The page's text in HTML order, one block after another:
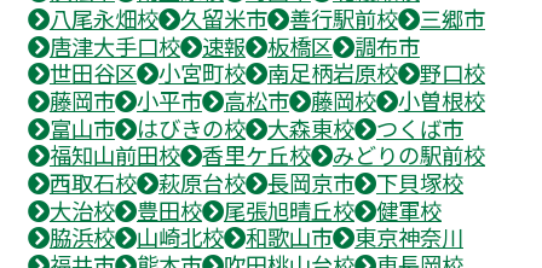
八尾永畑校
久留米市 善行駅前校
三郷市
唐津大手口校
速報 板橋区
調布市
世田谷区
小宮町校 南足柄岩原校
野口校
藤岡市
小平市 高松市 藤岡校
小曽根校
富山市
はびきの校 大森東校
つくば市
福知山前田校
香里ケ丘校
みどりの駅前校
西取石校
萩原台校 長岡京市
下貝塚校
大治校
豊田校 尾張旭晴丘校
健軍校
脇浜校
山崎北校 和歌山市
東京神奈川